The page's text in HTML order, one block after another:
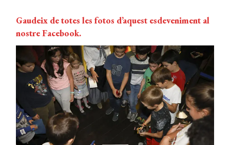
Gaudeix de totes les fotos d’aquest esdeveniment al
nostre Facebook.